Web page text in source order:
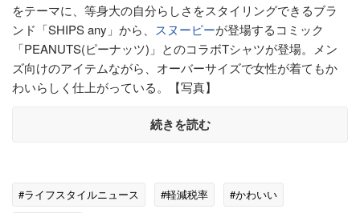
をテーマに、等身大の自分らしさをスタイリングできるブラ
ンド「SHIPS any」から、 スヌーピーが登場するコミック
「PEANUTS(ピーナッツ)」とのコラボTシャツが登場。メン
ズ向けのアイテムながら、オーバーサイズで女性が着てもか
わいらしく仕上がっている。【写真】
続きを読む
#ライフスタイルニュース #軽減税率
#かわいい